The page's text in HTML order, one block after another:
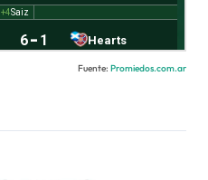
Fuente: Promiedos.com.ar